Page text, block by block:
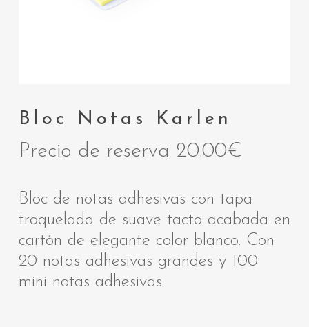
Bloc Notas Karlen
Precio de reserva 20.00€
Bloc de notas adhesivas con tapa
troquelada de suave tacto acabada en
cartón de elegante color blanco. Con
20 notas adhesivas grandes y 100
mini notas adhesivas.